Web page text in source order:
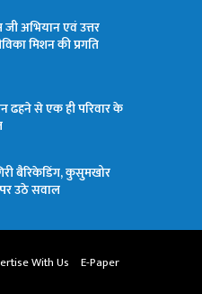
जी अभियान एवं उत्तर
मिशन की प्रगति
ढहने से एक ही परिवार के
बैरिकेडिंग, कुसुमखोर
पर उठे सवाल
With Us E-Paper